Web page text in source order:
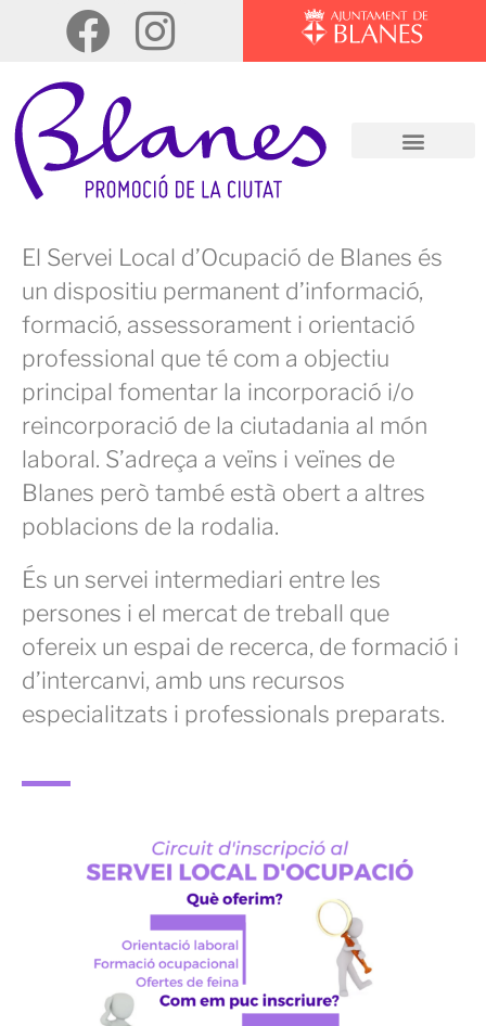
El Servei Local d’Ocupació de Blanes és
un dispositiu permanent d’informació,
formació, assessorament i orientació
professional que té com a objectiu
principal fomentar la incorporació i/o
reincorporació de la ciutadania al món
laboral. S’adreça a veïns i veïnes de
Blanes però també està obert a altres
poblacions de la rodalia.
És un servei intermediari entre les
persones i el mercat de treball que
ofereix un espai de recerca, de formació i
d’intercanvi, amb uns recursos
especialitzats i professionals preparats.